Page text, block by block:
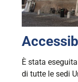
È stata
di tutte le sedi